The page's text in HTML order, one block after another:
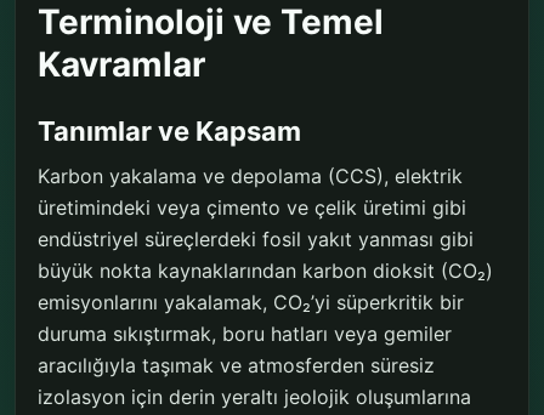
Terminoloji ve Temel
Kavramlar
Tanımlar ve Kapsam
Karbon yakalama ve depolama (CCS), elektrik
üretimindeki veya çimento ve çelik üretimi gibi
endüstriyel süreçlerdeki fosil yakıt yanması gibi
büyük nokta kaynaklarından karbon dioksit (CO₂)
emisyonlarını yakalamak, CO₂’yi süperkritik bir
duruma sıkıştırmak, boru hatları veya gemiler
aracılığıyla taşımak ve atmosferden süresiz
izolasyon için derin yeraltı jeolojik oluşumlarına